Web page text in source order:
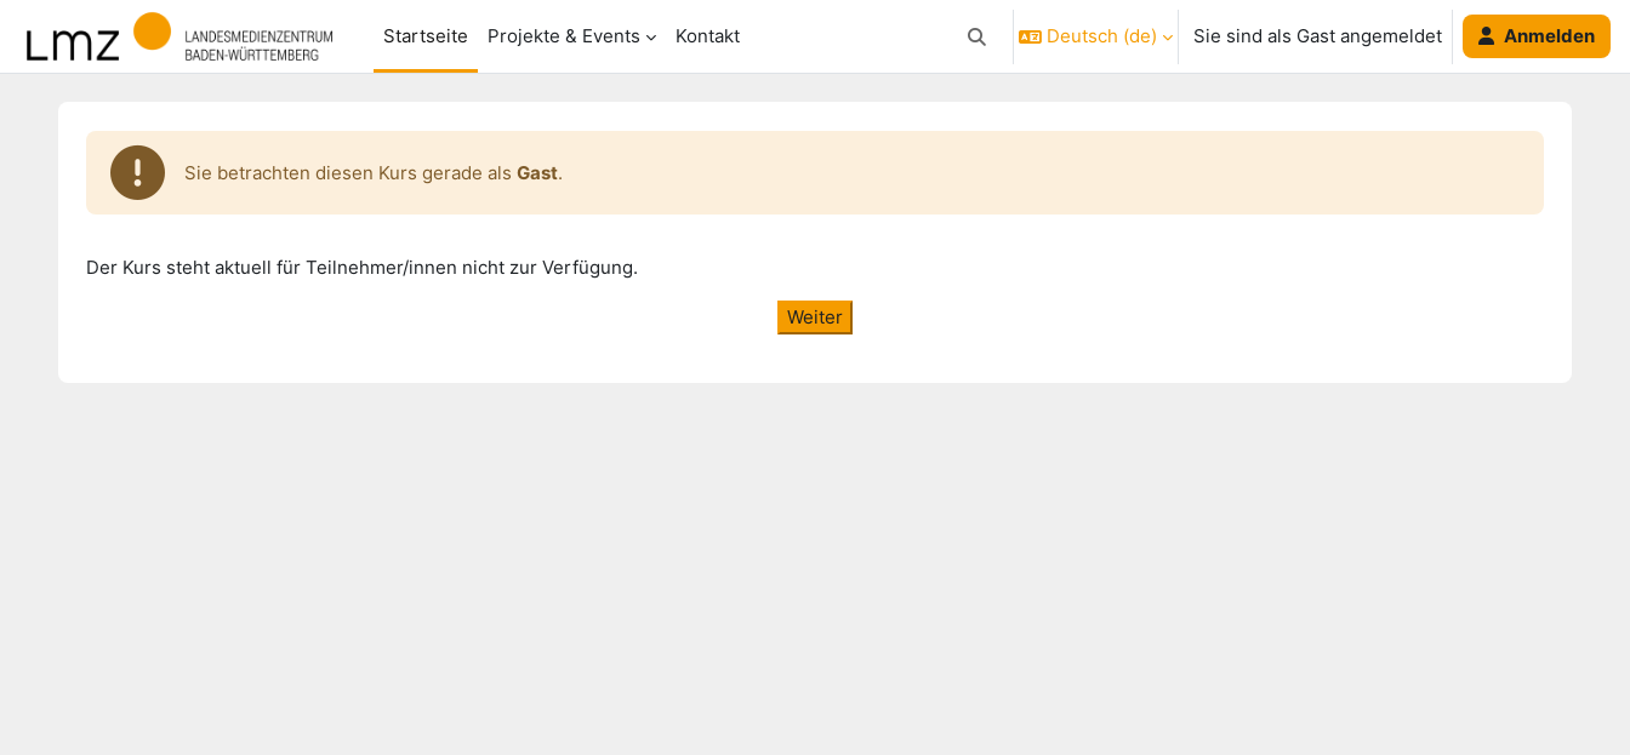
Zum Hauptinhalt
Startseite
Projekte & Events Kontakt Sucheingabe umschalten
Deutsch ‎(de)‎ Sie sind als Gast angemeldet Anmelden
Sie betrachten diesen Kurs gerade als Gast.
Der Kurs steht aktuell für Teilnehmer/innen nicht zur Verfügung.
Weiter